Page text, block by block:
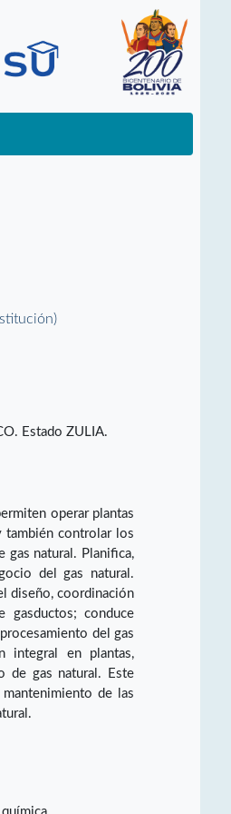
Estado ZULIA.
operar plantas
también controlar los
gas natural. Planifica,
del gas natural.
diseño, coordinación
conduce
del gas
integral en plantas,
de gas natural. Este
de las